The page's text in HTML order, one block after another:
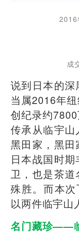
2016
成
说到日本的
当属2016年
创纪录约
传承从临宇
黑田家，黑
日本战国时
卫，也是茶
殊胜。而本
以两件临宇山
名门藏珍——